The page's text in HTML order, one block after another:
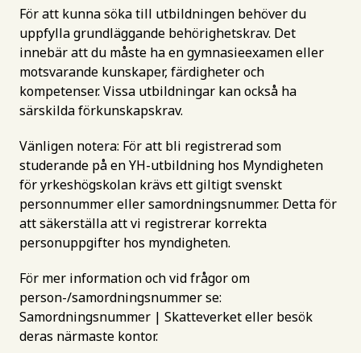
För att kunna söka till utbildningen behöver du
uppfylla grundläggande behörighetskrav. Det
innebär att du måste ha en gymnasieexamen eller
motsvarande kunskaper, färdigheter och
kompetenser. Vissa utbildningar kan också ha
särskilda förkunskapskrav.
Vänligen notera: För att bli registrerad som
studerande på en YH-utbildning hos Myndigheten
för yrkeshögskolan krävs ett giltigt svenskt
personnummer eller samordningsnummer. Detta för
att säkerställa att vi registrerar korrekta
personuppgifter hos myndigheten.
För mer information och vid frågor om
person-/samordningsnummer se:
Samordningsnummer | Skatteverketeller besök
deras närmaste kontor.